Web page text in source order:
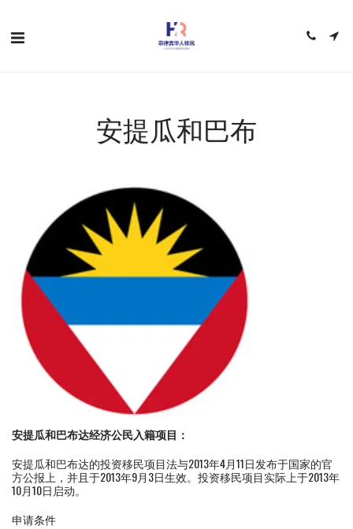
安提瓜和巴布
安提瓜和巴布达经济公民入籍项目：
安提瓜和巴布达的投资移民项目法与2013年4月11日发布于国家的官
方公报上，并且于2013年9月3日生效。投资移民项目实际上于2013年
10月10日启动。
申请条件